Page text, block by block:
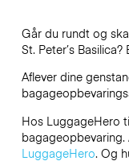
Går du rundt og
St. Peter’s
Aflever dine
Hos LuggageHero
LuggageHero. Og